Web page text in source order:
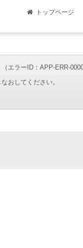
トップページ
エラーID：APP-ERR-
おしてください。